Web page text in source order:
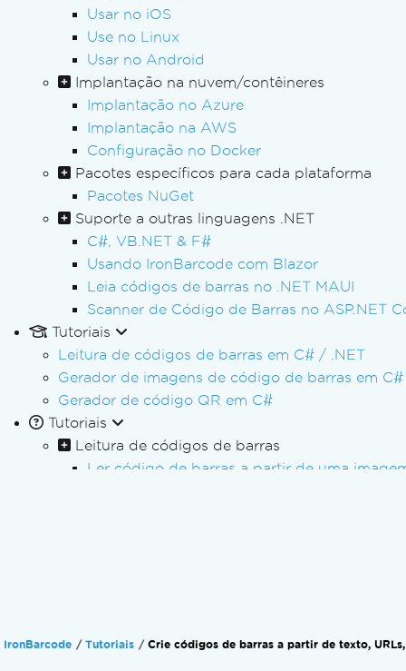
Usar no iOS
Use no Linux
Usar no Android
Implantação na nuvem/contêineres
Implantação no Azure
Implantação na AWS
Configuração no Docker
Pacotes específicos para cada plataforma
Pacotes NuGet
Suporte a outras linguagens .NET
C#, VB.NET & F#
Usando IronBarcode com Blazor
Leia códigos de barras no .NET MAUI
Scanner de Código de Barras no ASP.NET
Tutoriais
Leitura de códigos de barras em C# / .NET
Gerador de imagens de código de barras em C#
Gerador de código QR em C#
Tutoriais
Leitura de códigos de barras
Ler código de barras a partir de uma
Formatos de dados de saída
IronBarcode Tutoriais Crie códigos de barras a partir de texto,